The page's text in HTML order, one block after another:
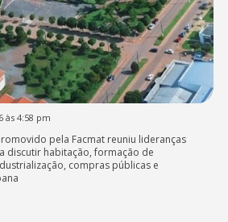
às 4:58 pm
pela Facmat reuniu lideranças
discutir habitação, formação de
compras públicas e